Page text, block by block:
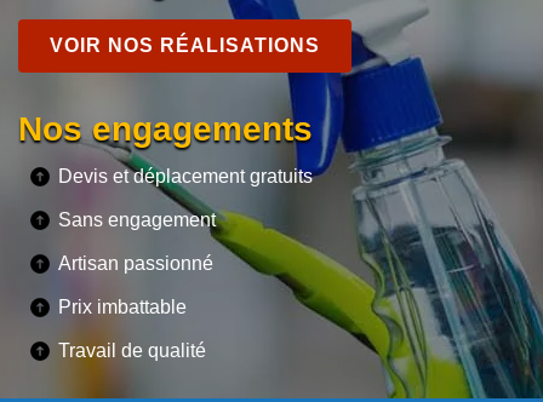
VOIR NOS RÉALISATIONS
Nos engagements
Devis et déplacement gratuits
Sans engagement
Artisan passionné
Prix imbattable
Travail de qualité